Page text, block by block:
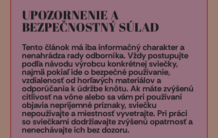
UPOZORNENIE A
BEZPEČNOSTNÝ SÚLAD
Tento článok má iba informačný charakter a
nenahrádza rady odborníka. Vždy postupujte
podľa návodu výrobcu konkrétnej sviečky,
najmä pokiaľ ide o bezpečné používanie,
vzdialenosť od horľavých materiálov a
odporúčania k údržbe knôtu. Ak máte zvýšenú
citlivosť na vône alebo sa vám pri používaní
objavia nepríjemné príznaky, sviečku
nepoužívajte a miestnosť vyvetrajte. Pri práci
so sviečkami dodržiavajte zvýšenú opatrnosť a
nenechávajte ich bez dozoru.